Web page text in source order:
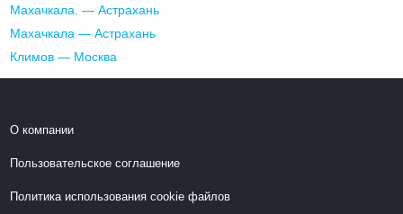
Махачкала. — Астрахань
Махачкала — Астрахань
Климов — Москва
О компании
Пользовательское соглашение
Политика использования cookie файлов